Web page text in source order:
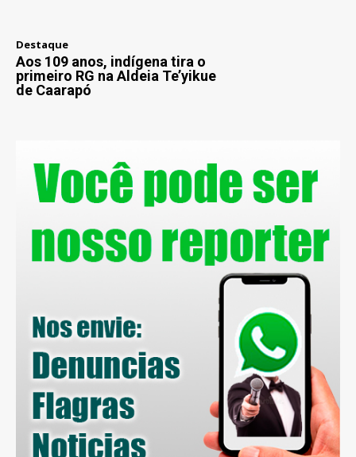
Destaque
Aos 109 anos, indígena tira o
primeiro RG na Aldeia Te’yikue
de Caarapó